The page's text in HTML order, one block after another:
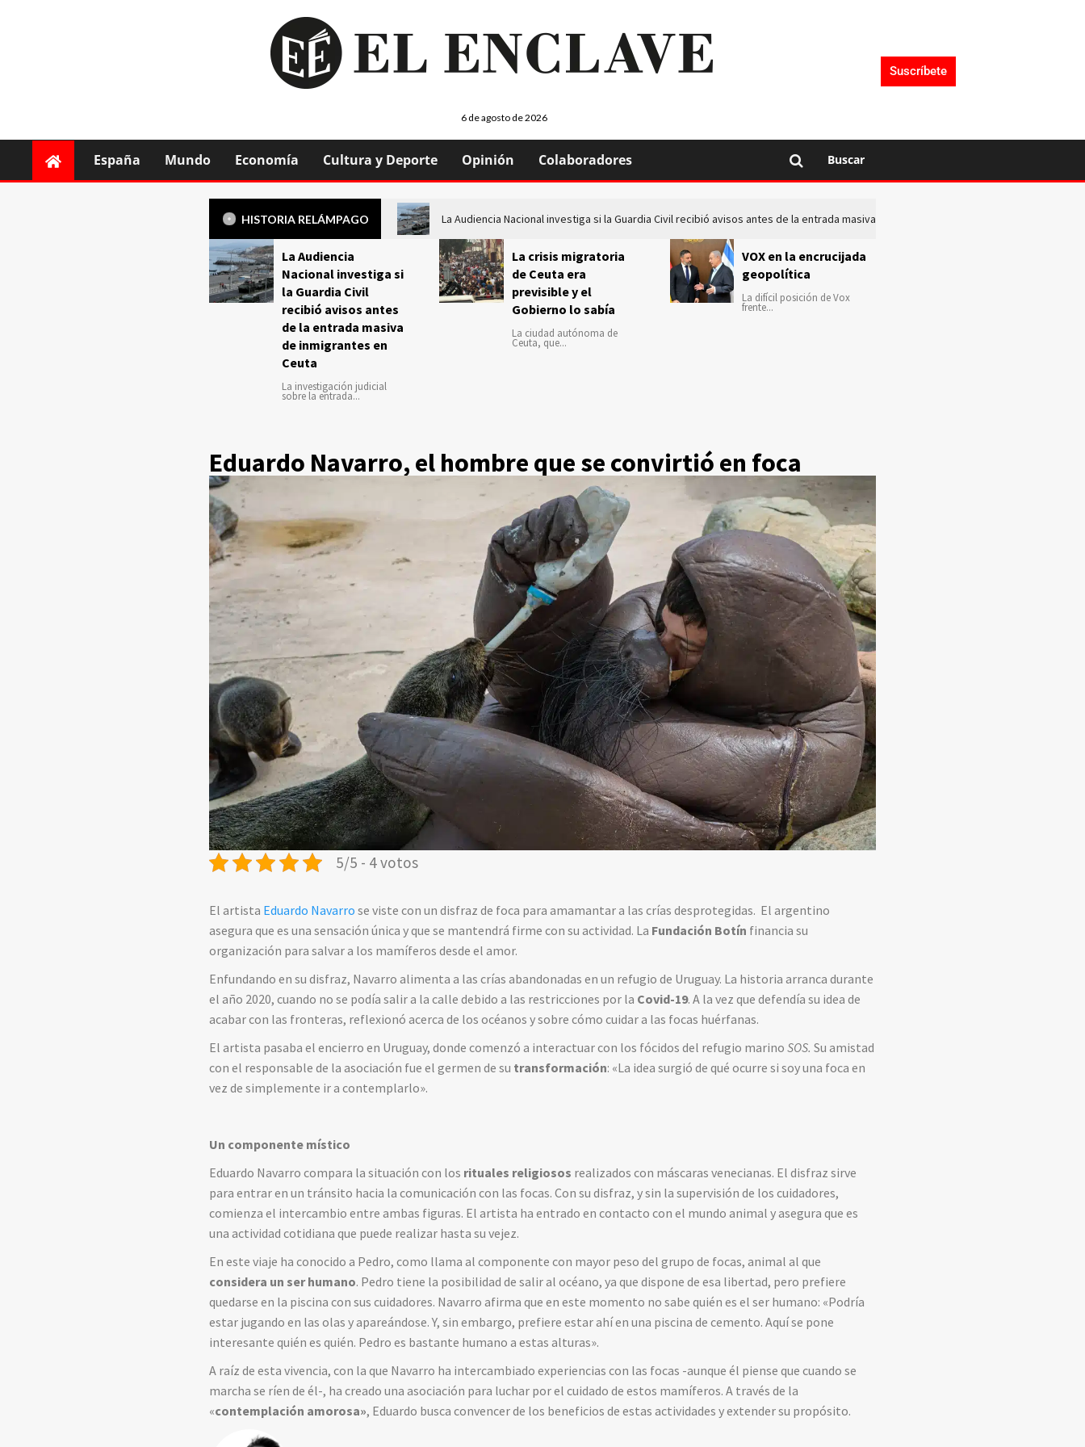
6 de agosto de 2026
Suscríbete
España Mundo Economía Cultura y Deporte Opinión Colaboradores Buscar
HISTORIA RELÁMPAGO La Audiencia Nacional investiga si la Guardia Civil recibió avisos antes de la entrada masiva de inmigrantes en Ceuta
La Audiencia
Nacional investiga si
la Guardia Civil
recibió avisos antes
de la entrada masiva
de inmigrantes en
Ceuta
La investigación judicial
sobre la entrada...
La crisis migratoria
de Ceuta era
previsible y el
Gobierno lo sabía
La ciudad autónoma de
Ceuta, que...
VOX en la encrucijada
geopolítica
La difícil posición de Vox
frente...
Eduardo Navarro, el hombre que se convirtió en foca
5/5 - 4 votos
El artista Eduardo Navarro se viste con un disfraz de foca para amamantar a las crías desprotegidas. El argentino
asegura que es una sensación única y que se mantendrá firme con su actividad. La Fundación Botín financia su
organización para salvar a los mamíferos desde el amor.
Enfundando en su disfraz, Navarro alimenta a las crías abandonadas en un refugio de Uruguay. La historia arranca durante
el año 2020, cuando no se podía salir a la calle debido a las restricciones por la Covid-19. A la vez que defendía su idea de
acabar con las fronteras, reflexionó acerca de los océanos y sobre cómo cuidar a las focas huérfanas.
El artista pasaba el encierro en Uruguay, donde comenzó a interactuar con los fócidos del refugio marinoSOS.Su amistad
con el responsable de la asociación fue el germen de su transformación: «La idea surgió de qué ocurre si soy una foca en
vez de simplemente ir a contemplarlo».
Un componente místico
Eduardo Navarro compara la situación con los rituales religiosos realizados con máscaras venecianas. El disfraz sirve
para entrar en un tránsito hacia la comunicación con las focas. Con su disfraz, y sin la supervisión de los cuidadores,
comienza el intercambio entre ambas figuras. El artista ha entrado en contacto con el mundo animal y asegura que es
una actividad cotidiana que puede realizar hasta su vejez.
En este viaje ha conocido a Pedro, como llama al componente con mayor peso del grupo de focas, animal al que
considera un ser humano. Pedro tiene la posibilidad de salir al océano, ya que dispone de esa libertad, pero prefiere
quedarse en la piscina con sus cuidadores. Navarro afirma que en este momento no sabe quién es el ser humano: «Podría
estar jugando en las olas y apareándose. Y, sin embargo, prefiere estar ahí en una piscina de cemento. Aquí se pone
interesante quién es quién. Pedro es bastante humano a estas alturas».
A raíz de esta vivencia, con la que Navarro ha intercambiado experiencias con las focas -aunque él piense que cuando se
marcha se ríen de él-, ha creado una asociación para luchar por el cuidado de estos mamíferos. A través de la
«contemplación amorosa», Eduardo busca convencer de los beneficios de estas actividades y extender su propósito.